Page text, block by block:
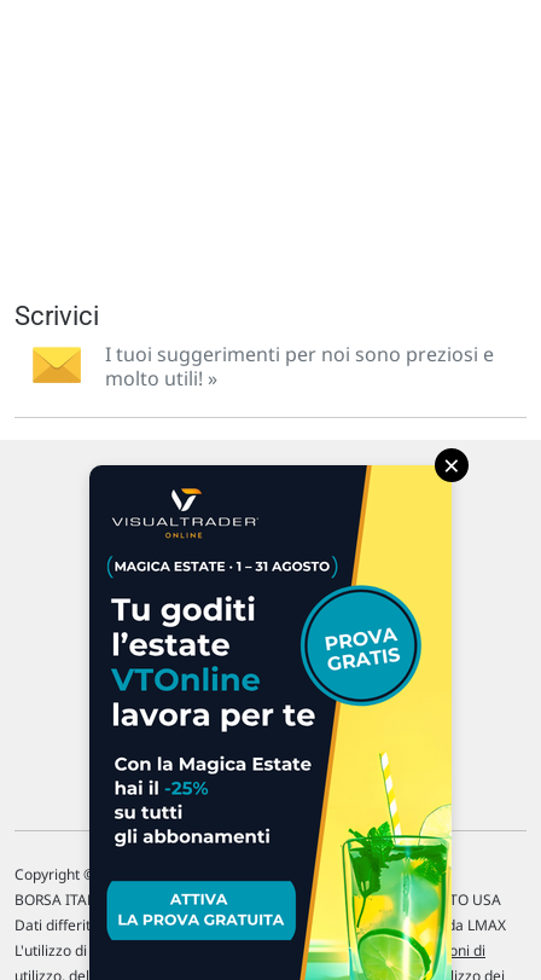
Scrivici
I tuoi suggerimenti per noi sono preziosi e
molto utili! »
Via Macanno, 38/A
P.IVA 02 452 460 401
Chi siamo
Commenti e segnalazioni
Contattaci
Copyright © 1996-2026 Traderlink Italia s.r.l.
BORSA ITALIANA Quotazioni di borsa differite di 15 min. / MERCATO USA
Dati differiti di 15 min. (fonte Intrinio) / FOREX Quotazioni fornite da LMAX
L'utilizzo di questo sito implica l'accettazione delle nostreCondizioni di
utilizzo, del Politiche sulla privacye dell'Utilizzo dei
×